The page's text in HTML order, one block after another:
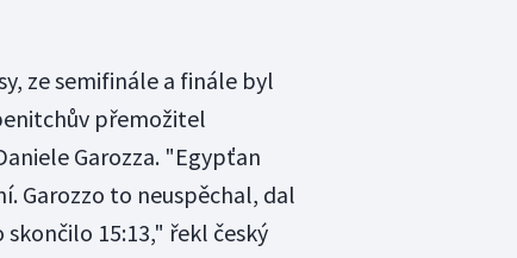
ze semifinále a finále byl
přemožitel
Garozza. "Egypťan
Garozzo to neuspěchal, dal
15:13," řekl český